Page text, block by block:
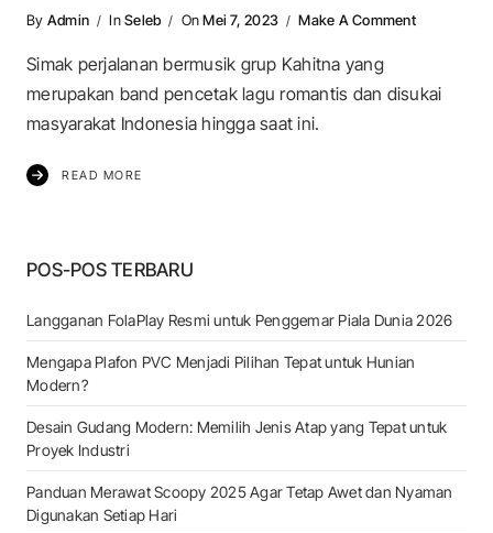
By Admin InSeleb OnMei 7, 2023 Make A CommentOn
Simak perjalanan bermusik grup Kahitna yang
merupakan band pencetak lagu romantis dan disukai
masyarakat Indonesia hingga saat ini.
READ MORE
POS-POS TERBARU
Langganan FolaPlay Resmi untuk Penggemar Piala Dunia 2026
Mengapa Plafon PVC Menjadi Pilihan Tepat untuk Hunian
Modern?
Desain Gudang Modern: Memilih Jenis Atap yang Tepat untuk
Proyek Industri
Panduan Merawat Scoopy 2025 Agar Tetap Awet dan Nyaman
Digunakan Setiap Hari